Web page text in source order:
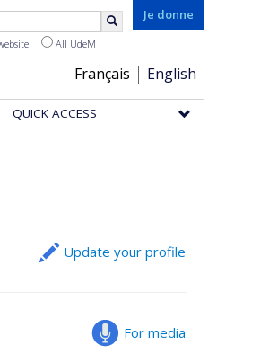
Je donne
Choix
de
la
Français English
All UdeM
QUICK ACCESS
Update your profile
For media